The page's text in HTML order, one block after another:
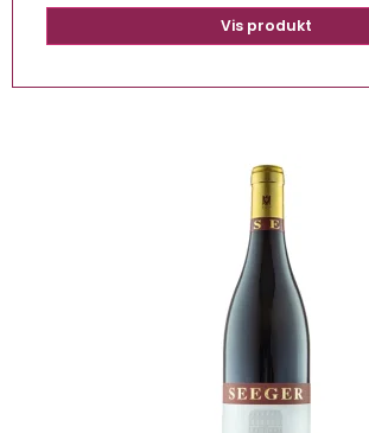
Vis produkt